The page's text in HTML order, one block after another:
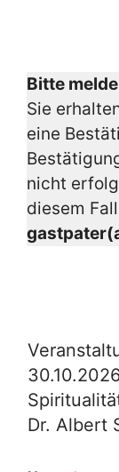
Bitte
Sie
eine
nicht
diesem
Dr. Albert